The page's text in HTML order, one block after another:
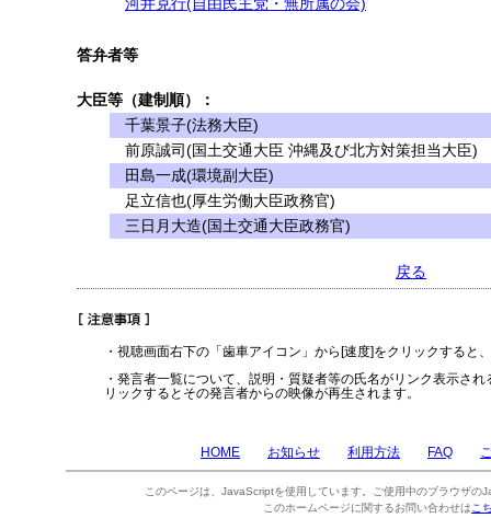
答弁者等
大臣等（建制順）：
千葉景子(法務大臣)
前原誠司(国土交通大臣 沖縄及び北方対策担当大臣)
田島一成(環境副大臣)
足立信也(厚生労働大臣政務官)
三日月大造(国土交通大臣政務官)
戻る
・視聴画面右下の「歯車アイコン」から[速度]をクリックすると
・発言者一覧について、説明・質疑者等の氏名がリンク表示さ
リックするとその発言者からの映像が再生されます。
HOME お知らせ 利用方法 FAQ
このページは、JavaScriptを使用しています。ご使用中のブラウザの
このホームページに関するお問い合わせは こ